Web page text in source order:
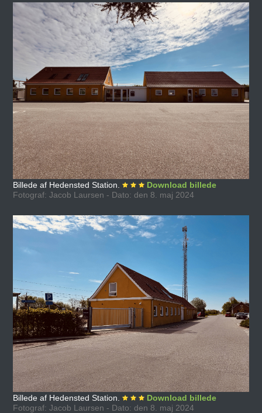
Billede af Hedensted Station.
Download billede
Fotograf: Jacob Laursen - Dato: den 8. maj 2024
Billede af Hedensted Station.
Download billede
Fotograf: Jacob Laursen - Dato: den 8. maj 2024